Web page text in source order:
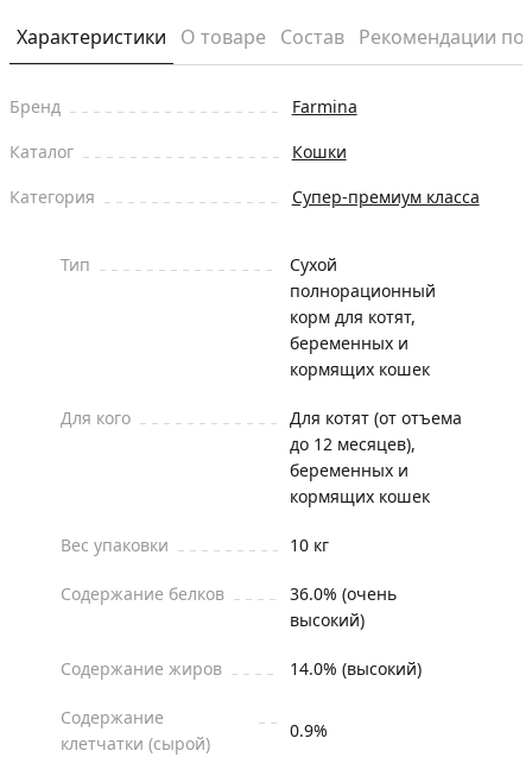
Характеристики О товаре Состав Рекомендации
Бренд
Farmina
Каталог
Кошки
Категория
Супер-премиум класса
Тип
Сухой
полнорационный
корм для котят,
беременных и
кормящих кошек
Для кого
Для котят (от отъема
до 12 месяцев),
беременных и
кормящих кошек
Вес упаковки 10 кг
Содержание белков
36.0% (очень
высокий)
Содержание жиров 14.0% (высокий)
Содержание
клетчатки (сырой)
0.9%